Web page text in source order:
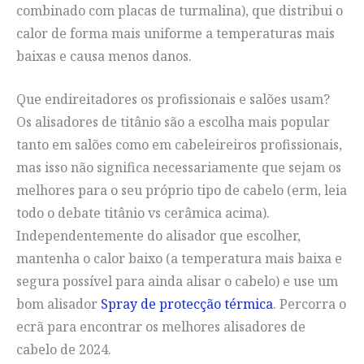
combinado com placas de turmalina), que distribui o
calor de forma mais uniforme a temperaturas mais
baixas e causa menos danos.
Que endireitadores os profissionais e salões usam?
Os alisadores de titânio são a escolha mais popular
tanto em salões como em cabeleireiros profissionais,
mas isso não significa necessariamente que sejam os
melhores para o seu próprio tipo de cabelo (erm, leia
todo o debate titânio vs cerâmica acima).
Independentemente do alisador que escolher,
mantenha o calor baixo (a temperatura mais baixa e
segura possível para ainda alisar o cabelo) e use um
bom alisador Spray de protecção térmica. Percorra o
ecrã para encontrar os melhores alisadores de
cabelo de 2024.